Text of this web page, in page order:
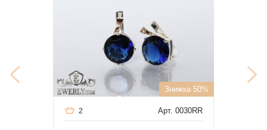
Знижка 50%
Арт. 0030RR
2